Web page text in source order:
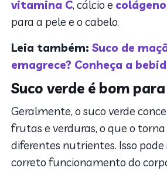
vitamina C, cálcio e colágeno
para a pele e o cabelo.
Leia também:Suco de
emagrece? Conheça a
Suco verde é bom para
Geralmente, o suco verde
frutas e verduras, o que o
diferentes nutrientes. Isso
correto funcionamento do